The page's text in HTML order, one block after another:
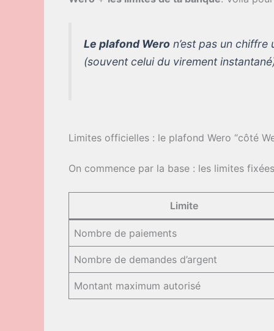
Le plafond Wero n’est pas un
(souvent celui du virement
Limites officielles : le plafond Wero “côté
On commence par la base : les limites
Limite
Nombre de paiements
Nombre de demandes d’argent
Montant maximum autorisé